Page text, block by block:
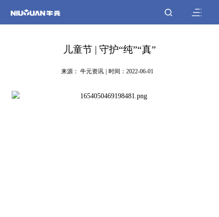
儿童节 | 守护“纯”“真”
来源： 牛元资讯 时间：2022-06-01